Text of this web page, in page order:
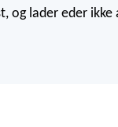
og lader eder